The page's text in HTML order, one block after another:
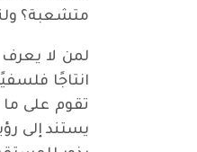
متشعبة؟
لمن لا يعرف
انتاجًا
تقوم على
يستند إلى